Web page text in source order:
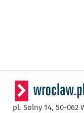
pl. Solny 14, 50-062